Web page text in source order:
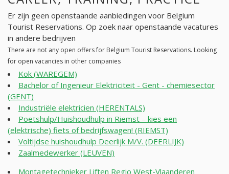
Er zijn geen openstaande aanbiedingen voor Belgium
Tourist Reservations. Op zoek naar openstaande vacatures
in andere bedrijven
There are not any open offers for Belgium Tourist Reservations. Looking
for open vacancies in other companies
Kok (WAREGEM)
Bachelor of Ingenieur Elektriciteit - Gent - chemiesector
(GENT)
Industriële elektricien (HERENTALS)
Poetshulp/Huishoudhulp in Riemst – kies een
(elektrische) fiets of bedrijfswagen! (RIEMST)
Voltijdse huishoudhulp Deerlijk M/V. (DEERLIJK)
Zaalmedewerker (LEUVEN)
Montagetechnieker Liften Regio West-Vlaanderen